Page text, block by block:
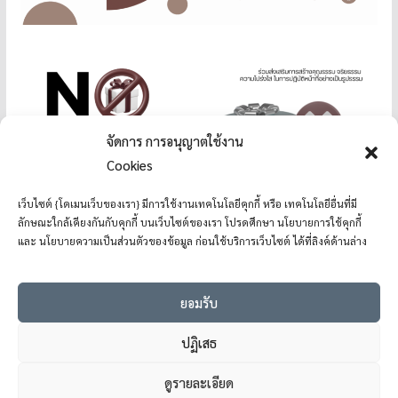
จัดการ การอนุญาตใช้งาน
Cookies
เว็บไซต์ {โดเมนเว็บของเรา} มีการใช้งานเทคโนโลยีคุกกี้ หรือ เทคโนโลยีอื่นที่มี
ลักษณะใกล้เคียงกันกับคุกกี้ บนเว็บไซต์ของเรา โปรดศึกษา นโยบายการใช้คุกกี้
และ นโยบายความเป็นส่วนตัวของข้อมูล ก่อนใช้บริการเว็บไซต์ ได้ที่ลิงค์ด้านล่าง
ยอมรับ
ปฏิเสธ
ดูรายละเอียด
โรงเรียนแม่อ้อวิทยาคม